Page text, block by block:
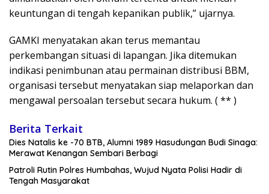
keuntungan di tengah kepanikan publik,” ujarnya.
GAMKI menyatakan akan terus memantau
perkembangan situasi di lapangan. Jika ditemukan
indikasi penimbunan atau permainan distribusi BBM,
organisasi tersebut menyatakan siap melaporkan dan
mengawal persoalan tersebut secara hukum. ( ** )
Berita Terkait
Dies Natalis ke -70 BTB, Alumni 1989 Hasudungan Budi Sinaga:
Merawat Kenangan Sembari Berbagi
Patroli Rutin Polres Humbahas, Wujud Nyata Polisi Hadir di
Tengah Masyarakat